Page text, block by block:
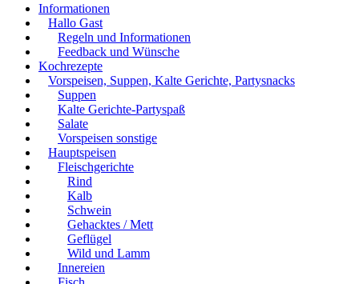
Informationen
Hallo Gast
Regeln und Informationen
Feedback und Wünsche
Kochrezepte
Vorspeisen, Suppen, Kalte Gerichte, Partysnacks
Suppen
Kalte Gerichte-Partyspaß
Salate
Vorspeisen sonstige
Hauptspeisen
Fleischgerichte
Rind
Kalb
Schwein
Gehacktes / Mett
Geflügel
Wild und Lamm
Innereien